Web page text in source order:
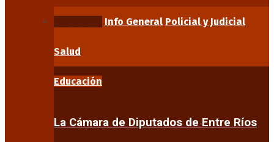
Info General Policial y Judicial
Salud
Educación
La Cámara de Diputados de Entre Ríos